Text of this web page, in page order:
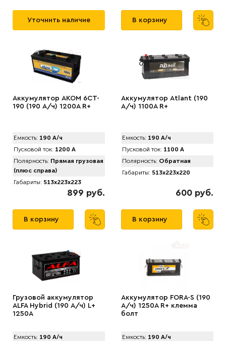
Уточнить наличие В корзину
Аккумулятор AKOM 6CT-
190 (190 А/ч) 1200А R+
Емкость: 190 А/ч
Пусковой ток: 1200 А
Полярность: Прямая грузовая
(плюс справа)
Габариты: 513x223x223
899 руб.
В корзину
Аккумулятор Atlant (190
А/ч) 1100A R+
Емкость: 190 А/ч
Пусковой ток: 1100 А
Полярность: Обратная
Габариты: 513x223x220
600 руб.
В корзину
Грузовой аккумулятор
ALFA Hybrid (190 А/ч) L+
1250A
Емкость: 190 А/ч
Аккумулятор FORA-S (190
А/ч) 1250A R+ клемма
болт
Емкость: 190 А/ч